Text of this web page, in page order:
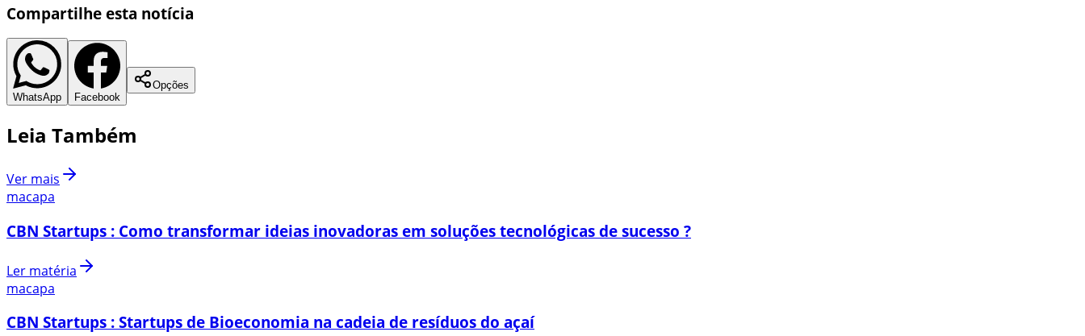
Compartilhe esta notícia
WhatsApp Facebook
Opções
Leia Também
Ver mais
macapa
CBN Startups : Como transformar ideias inovadoras em soluções tecnológicas de sucesso ?
Ler matéria
macapa
CBN Startups : Startups de Bioeconomia na cadeia de resíduos do açaí